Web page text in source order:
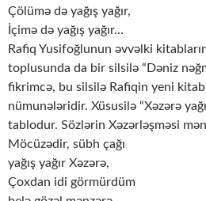
Çölümə də yağış yağır,
İçimə də yağış yağır…
Rafiq Yusifoğlunun əvvəlki
toplusunda da bir silsilə “Dəniz
fikrimcə, bu silsilə Rafiqin yeni
nümunələridir. Xüsusilə “Xəzərə
tablodur. Sözlərin Xəzərləşməsi
Möcüzədir, sübh çağı
yağış yağır Xəzərə,
Çoxdan idi görmürdüm